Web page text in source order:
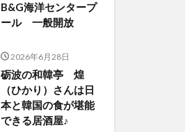
B&G海洋センタープ
ール 一般開放
2026年6月28日
砺波の和韓亭 煌
（ひかり）さんは日
本と韓国の食が堪能
できる居酒屋♪